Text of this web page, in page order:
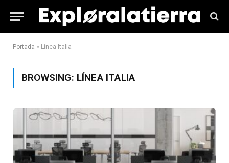
Portada » Línea Italia
BROWSING: LÍNEA ITALIA